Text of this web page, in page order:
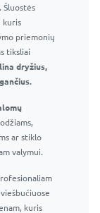
Šluostės
kuris
priemonių
tiksliai
dryžius,
ar stiklo
valymui.
kuris
dėmes ir